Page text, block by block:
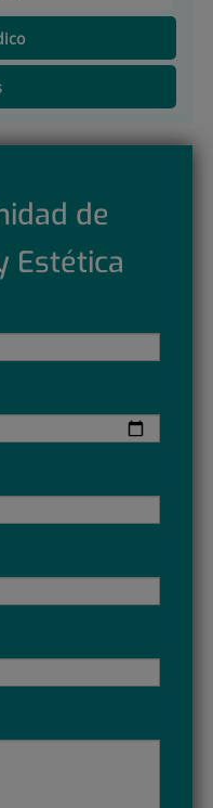
de
Estética